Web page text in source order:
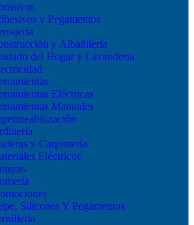
y Pegamentos
y Albañilería
del Hogar y Lavanderia
Eléctricas
Manuales
y Carpintería
Eléctricos
Silicones Y Pegamentos